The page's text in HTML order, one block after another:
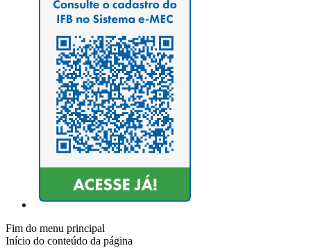
Fim do menu principal
Início do conteúdo da página